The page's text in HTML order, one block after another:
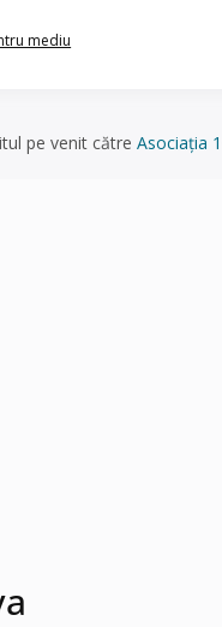
mediu
pe venit către Asociația